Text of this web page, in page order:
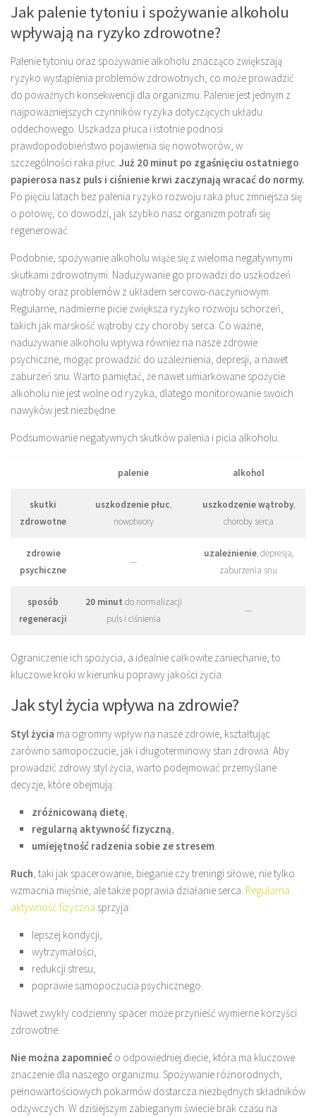
Jak palenie tytoniu i spożywanie alkoholu
wpływają na ryzyko zdrowotne?
Palenie tytoniu oraz spożywanie alkoholu znacząco zwiększają
ryzyko wystąpienia problemów zdrowotnych, co może prowadzić
do poważnych konsekwencji dla organizmu. Palenie jest jednym z
najpoważniejszych czynników ryzyka dotyczących układu
oddechowego. Uszkadza płuca i istotnie podnosi
prawdopodobieństwo pojawienia się nowotworów, w
szczególności raka płuc. Już 20 minut po zgaśnięciu ostatniego
papierosa nasz puls i ciśnienie krwi zaczynają wracać do normy.
Po pięciu latach bez palenia ryzyko rozwoju raka płuc zmniejsza się
o połowę, co dowodzi, jak szybko nasz organizm potrafi się
regenerować.
Podobnie, spożywanie alkoholu wiąże się z wieloma negatywnymi
skutkami zdrowotnymi. Nadużywanie go prowadzi do uszkodzeń
wątroby oraz problemów z układem sercowo-naczyniowym.
Regularne, nadmierne picie zwiększa ryzyko rozwoju schorzeń,
takich jak marskość wątroby czy choroby serca. Co ważne,
nadużywanie alkoholu wpływa również na nasze zdrowie
psychiczne, mogąc prowadzić do uzależnienia, depresji, a nawet
zaburzeń snu. Warto pamiętać, że nawet umiarkowane spożycie
alkoholu nie jest wolne od ryzyka, dlatego monitorowanie swoich
nawyków jest niezbędne.
Podsumowanie negatywnych skutków palenia i picia alkoholu.
palenie alkohol
skutki
zdrowotne
uszkodzenie płuc,
nowotwory
uszkodzenie wątroby,
choroby serca
zdrowie
psychiczne
—
uzależnienie, depresja,
zaburzenia snu
sposób
regeneracji
20 minut do normalizacji
puls i ciśnienia
—
Ograniczenie ich spożycia, a idealnie całkowite zaniechanie, to
kluczowe kroki w kierunku poprawy jakości życia.
Jak styl życia wpływa na zdrowie?
Styl życia ma ogromny wpływ na nasze zdrowie, kształtując
zarówno samopoczucie, jak i długoterminowy stan zdrowia. Aby
prowadzić zdrowy styl życia, warto podejmować przemyślane
decyzje, które obejmują:
zróżnicowaną dietę,
regularną aktywność fizyczną,
umiejętność radzenia sobie ze stresem.
Ruch, taki jak spacerowanie, bieganie czy treningi siłowe, nie tylko
wzmacnia mięśnie, ale także poprawia działanie serca. Regularna
aktywność fizyczna sprzyja:
lepszej kondycji,
wytrzymałości,
redukcji stresu,
poprawie samopoczucia psychicznego.
Nawet zwykły codzienny spacer może przynieść wymierne korzyści
zdrowotne.
Nie można zapomnieć o odpowiedniej diecie, która ma kluczowe
znaczenie dla naszego organizmu. Spożywanie różnorodnych,
pełnowartościowych pokarmów dostarcza niezbędnych składników
odżywczych. W dzisiejszym zabieganym świecie brak czasu na